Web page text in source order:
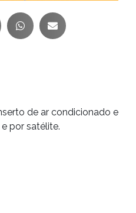
de ar condicionado e
por satélite.